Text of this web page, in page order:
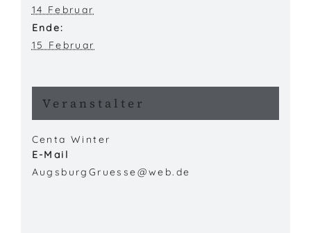
14 Februar
Ende:
15 Februar
Veranstalter
Centa Winter
E-Mail
AugsburgGruesse@web.de